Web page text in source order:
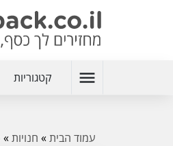
menu קטגוריות
עמוד הבית» חנויות»